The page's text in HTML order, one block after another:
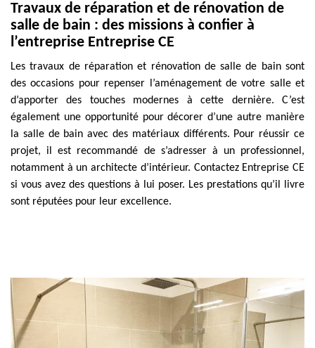
Travaux de réparation et de rénovation de
salle de bain : des missions à confier à
l’entreprise Entreprise CE
Les travaux de réparation et rénovation de salle de bain sont
des occasions pour repenser l’aménagement de votre salle et
d’apporter des touches modernes à cette dernière. C’est
également une opportunité pour décorer d’une autre manière
la salle de bain avec des matériaux différents. Pour réussir ce
projet, il est recommandé de s’adresser à un professionnel,
notamment à un architecte d’intérieur. Contactez Entreprise CE
si vous avez des questions à lui poser. Les prestations qu’il livre
sont réputées pour leur excellence.